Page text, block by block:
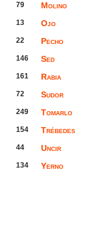
79 Molino
13 Ojo
22 Pecho
146 Sed
161 Rabia
72 Sudor
249 Tomarlo
154 Trébedes
44 Uncir
134 Yerno